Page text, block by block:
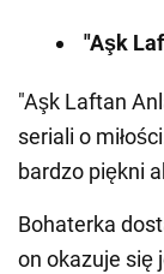
"Aşk
"Aşk Laftan
seriali o
bardzo piękni
Bohaterka
on okazuje się